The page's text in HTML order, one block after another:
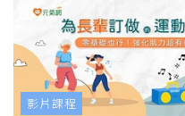
影片課程